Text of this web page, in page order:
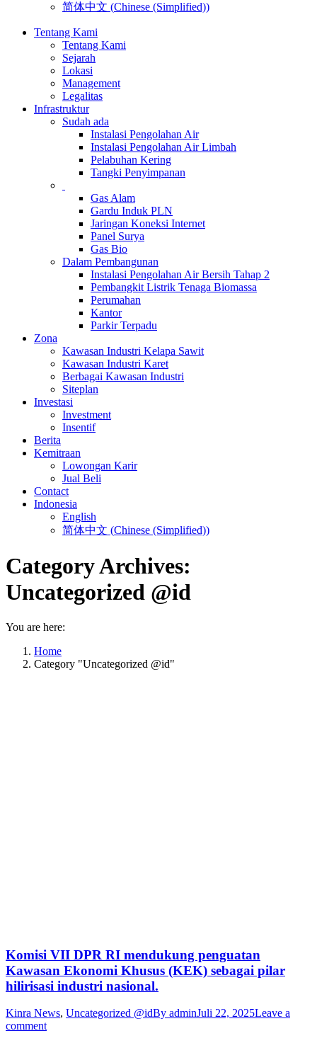
简体中文 (Chinese (Simplified))
Tentang Kami
Tentang Kami
Sejarah
Lokasi
Management
Legalitas
Infrastruktur
Sudah ada
Instalasi Pengolahan Air
Instalasi Pengolahan Air Limbah
Pelabuhan Kering
Tangki Penyimpanan
Gas Alam
Gardu Induk PLN
Jaringan Koneksi Internet
Panel Surya
Gas Bio
Dalam Pembangunan
Instalasi Pengolahan Air Bersih Tahap 2
Pembangkit Listrik Tenaga Biomassa
Perumahan
Kantor
Parkir Terpadu
Zona
Kawasan Industri Kelapa Sawit
Kawasan Industri Karet
Berbagai Kawasan Industri
Siteplan
Investasi
Investment
Insentif
Berita
Kemitraan
Lowongan Karir
Jual Beli
Contact
Indonesia
English
简体中文 (Chinese (Simplified))
Category Archives:
Uncategorized @id
You are here:
Home
Category "Uncategorized @id"
Komisi VII DPR RI mendukung penguatan
Kawasan Ekonomi Khusus (KEK) sebagai pilar
hilirisasi industri nasional.
Kinra News, Uncategorized @idBy adminJuli 22, 2025Leave a
comment